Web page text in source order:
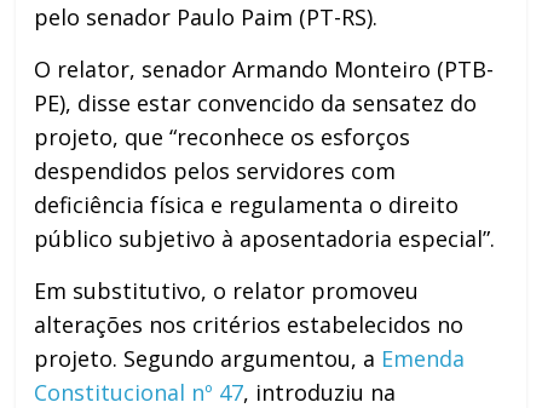
pelo senador Paulo Paim (PT-RS).
O relator, senador Armando Monteiro (PTB-
PE), disse estar convencido da sensatez do
projeto, que “reconhece os esforços
despendidos pelos servidores com
deficiência física e regulamenta o direito
público subjetivo à aposentadoria especial”.
Em substitutivo, o relator promoveu
alterações nos critérios estabelecidos no
projeto. Segundo argumentou, a Emenda
Constitucional nº 47, introduziu na